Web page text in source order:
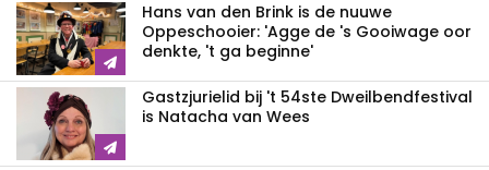
Hans van den Brink is de nuuwe
Oppeschooier: 'Agge de 's Gooiwage oor
denkte, 't ga beginne'
Gastzjurielid bij 't 54ste Dweilbendfestival
is Natacha van Wees